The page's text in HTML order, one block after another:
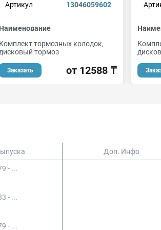
Артикул
13046059602
Наименование
Комплект тормозных колодок,
дисковый тормоз
Заказать от 12588 ₸
Доп. Инфо
- ...
- ...
- ...